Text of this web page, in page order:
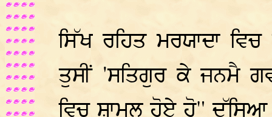
ਸਿੱਖ ਰਹਿਤ ਮਰਯਾਦਾ
ਤੁਸੀਂ 'ਸਤਿਗੁਰ ਕੇ ਜਨਮੈ